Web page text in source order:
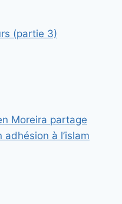
(partie 3)
Moreira partage
adhésion à l’islam